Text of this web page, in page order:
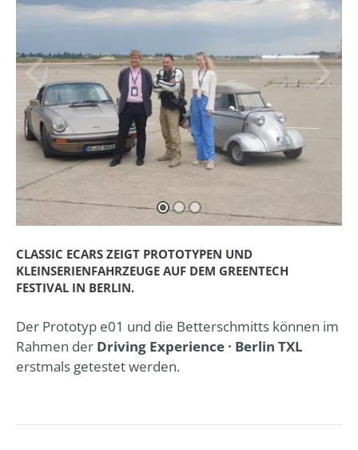
CLASSIC ECARS ZEIGT PROTOTYPEN UND
KLEINSERIENFAHRZEUGE AUF DEM GREENTECH
FESTIVAL IN BERLIN.
Der Prototyp e01 und die Betterschmitts können im
Rahmen der Driving Experience · Berlin TXL
erstmals getestet werden.